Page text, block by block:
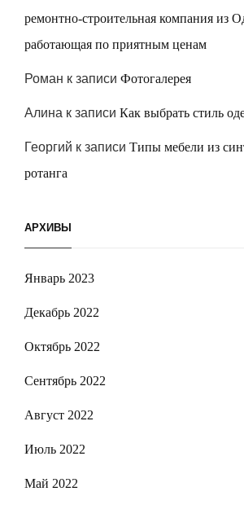
ремонтно-строительная компания из
работающая по приятным ценам
Роман к записи Фотогалерея
Алина к записи Как выбрать стиль
Георгий к записи Типы мебели из
ротанга
АРХИВЫ
Январь 2023
Декабрь 2022
Октябрь 2022
Сентябрь 2022
Август 2022
Июль 2022
Май 2022